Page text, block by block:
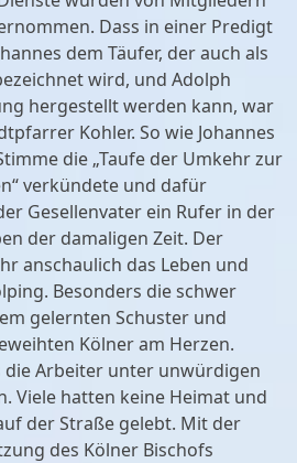
Dass in einer Predigt
dem Täufer, der auch als
wird, und Adolph
hergestellt werden kann, war
Kohler. So wie Johannes
die „Taufe der Umkehr zur
verkündete und dafür
Gesellenvater ein Rufer in der
der damaligen Zeit. Der
anschaulich das Leben und
Besonders die schwer
gelernten Schuster und
Kölner am Herzen.
die Arbeiter unter unwürdigen
Viele hatten keine Heimat und
der Straße gelebt. Mit der
des Kölner Bischofs